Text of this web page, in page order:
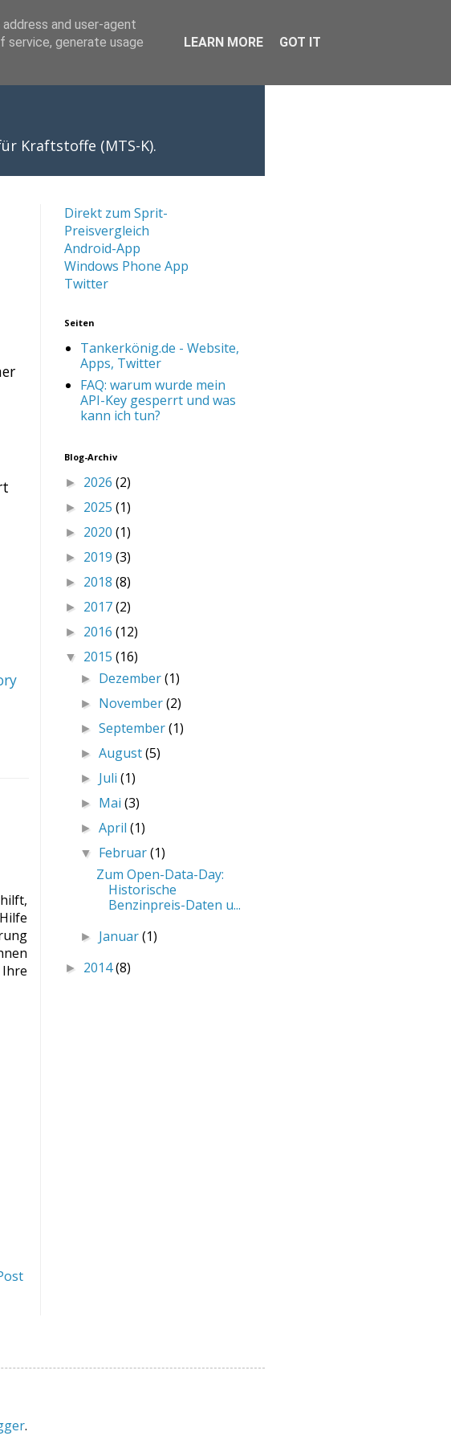
Kraftstoffe (MTS-K).
Direkt zum Sprit-
Preisvergleich
Android-App
Windows Phone App
Twitter
Seiten
Tankerkönig.de - Website,
Apps, Twitter
FAQ: warum wurde mein
API-Key gesperrt und was
kann ich tun?
Blog-Archiv
► 2026 (2)
► 2025 (1)
► 2020 (1)
► 2019 (3)
► 2018 (8)
► 2017(2)
► 2016 (12)
▼ 2015 (16)
► Dezember(1)
► November(2)
►September(1)
►August(5)
► Juli(1)
► Mai(3)
►April(1)
▼ Februar(1)
Zum Open-Data-Day:
Historische
Benzinpreis-Daten u...
► Januar(1)
► 2014(8)
.
and user-agent
service, generate usage
LEARN MORE GOT IT